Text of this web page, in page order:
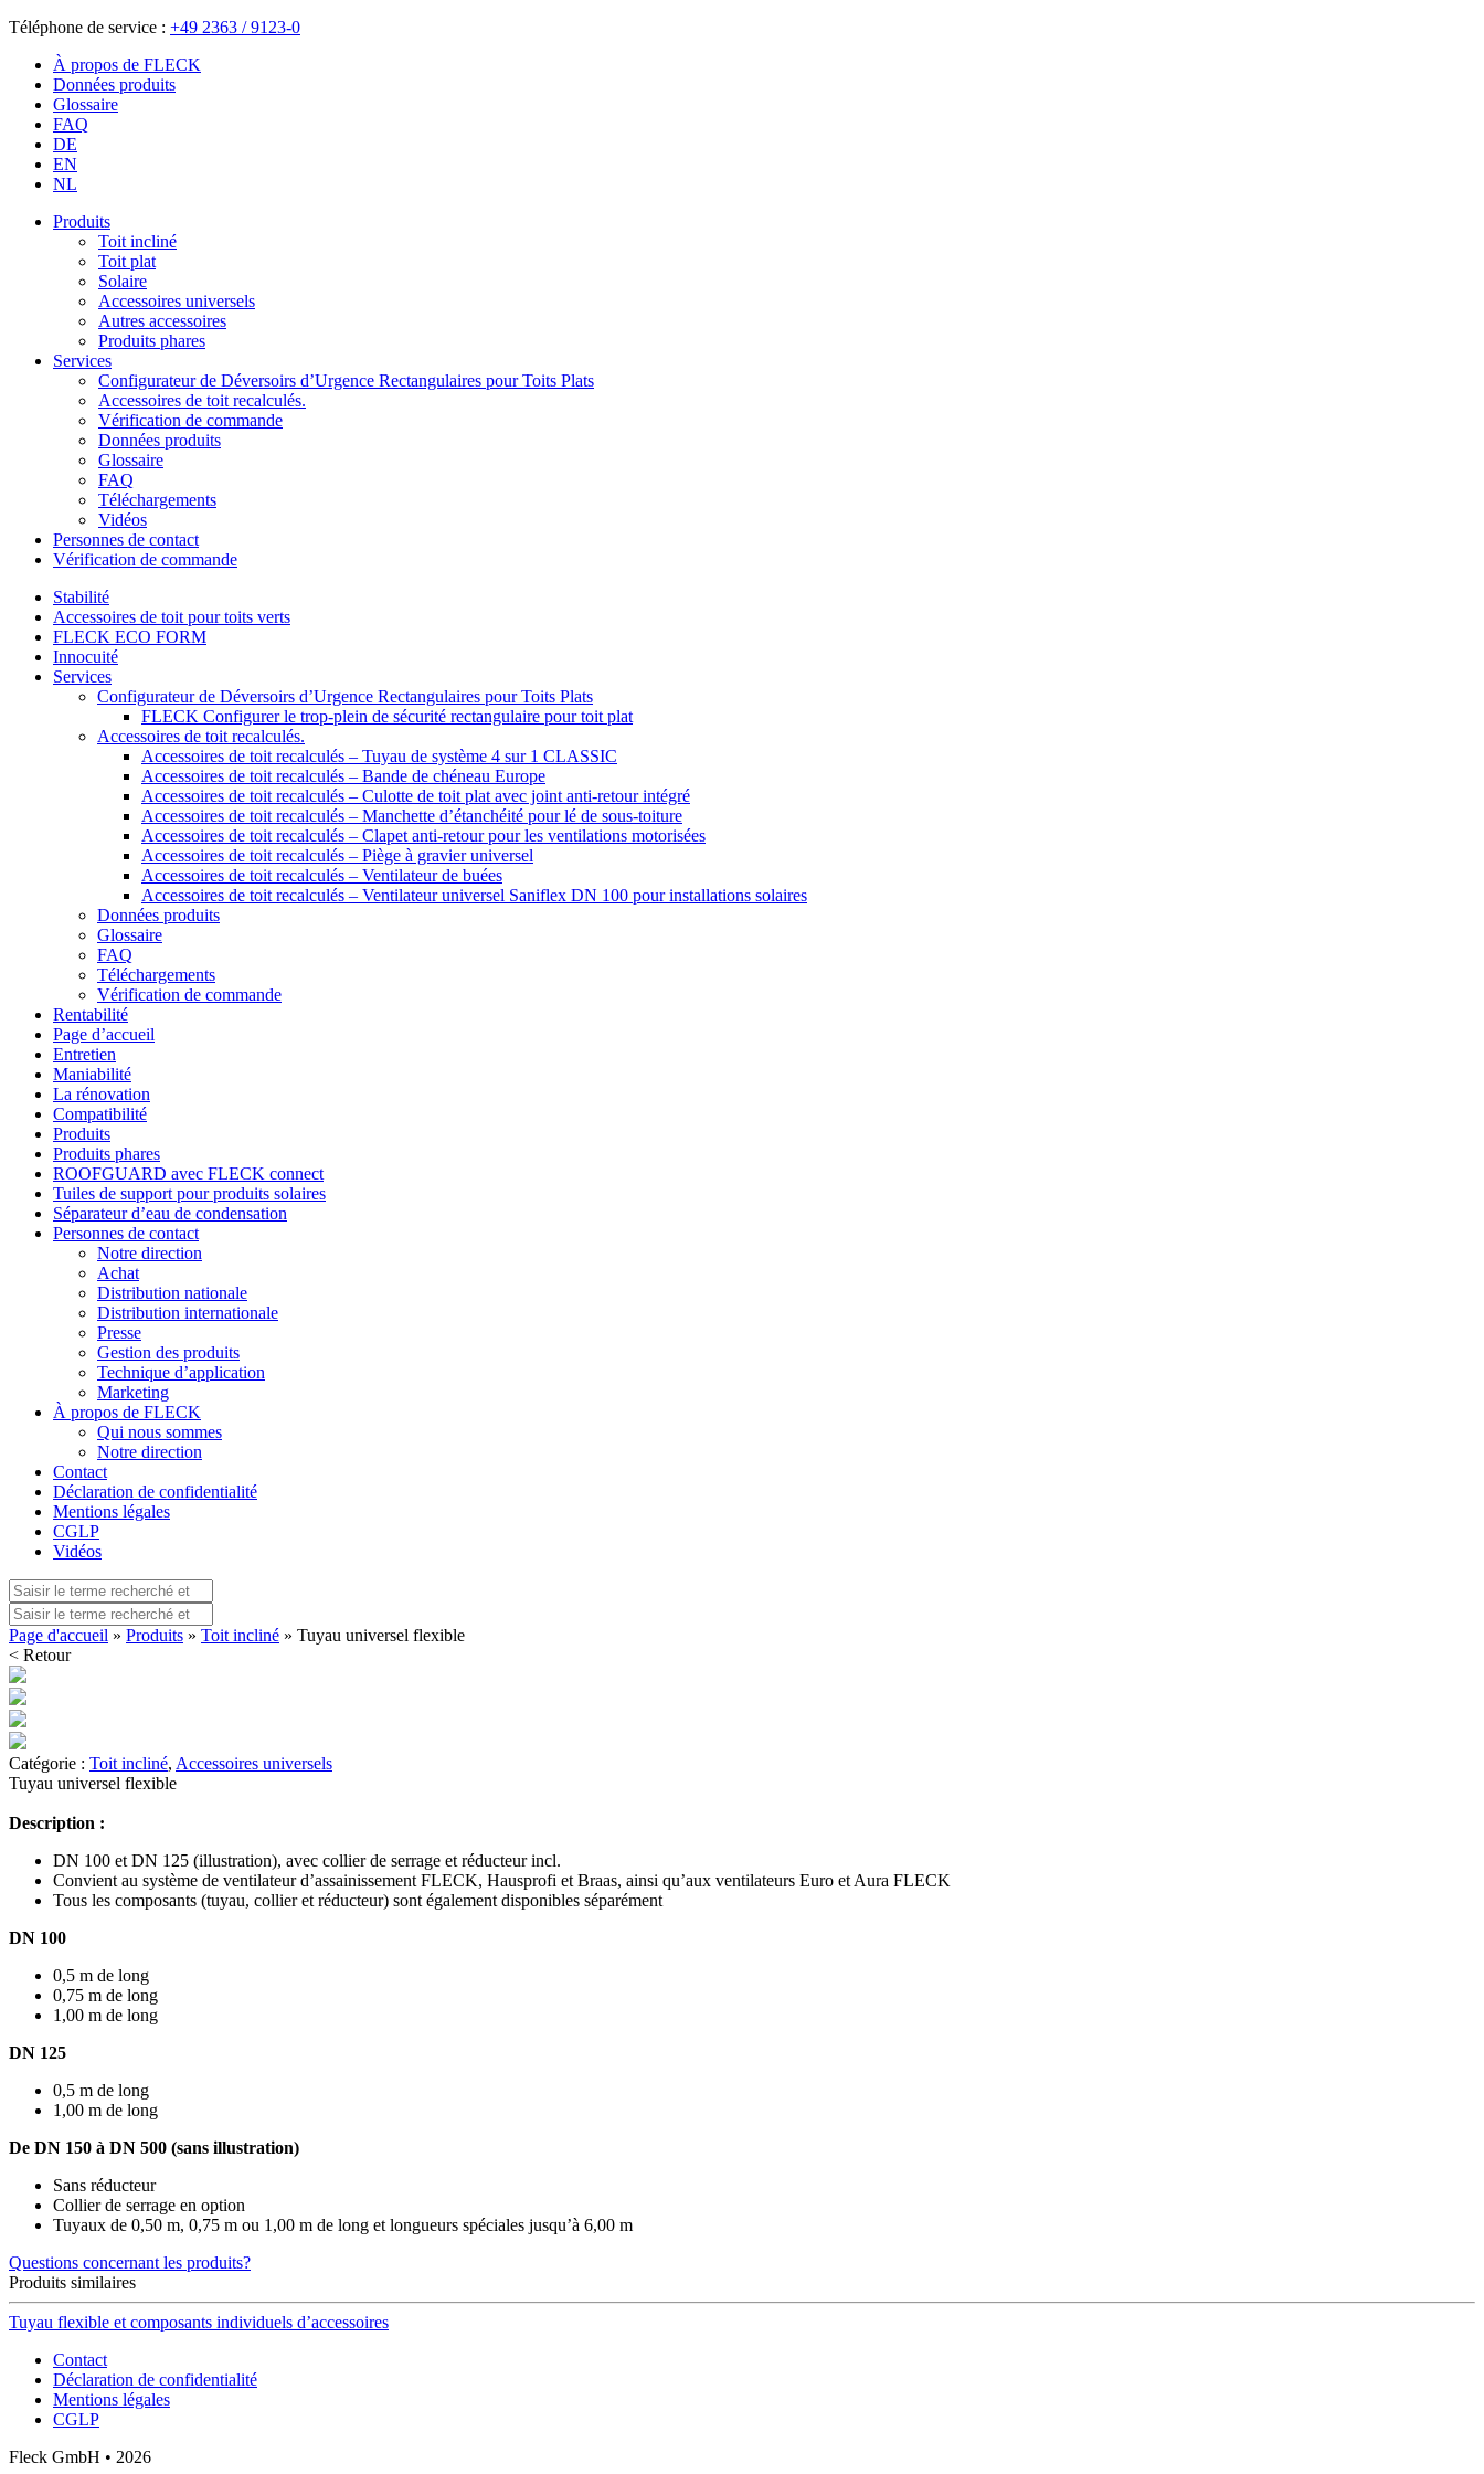
Téléphone de service : +49 2363 / 9123-0
À propos de FLECK
Données produits
Glossaire
FAQ
DE
EN
NL
Produits
Toit incliné
Toit plat
Solaire
Accessoires universels
Autres accessoires
Produits phares
Services
Configurateur de Déversoirs d’Urgence Rectangulaires pour Toits Plats
Accessoires de toit recalculés.
Vérification de commande
Données produits
Glossaire
FAQ
Téléchargements
Vidéos
Personnes de contact
Vérification de commande
Stabilité
Accessoires de toit pour toits verts
FLECK ECO FORM
Innocuité
Services
Configurateur de Déversoirs d’Urgence Rectangulaires pour Toits Plats
FLECK Configurer le trop-plein de sécurité rectangulaire pour toit plat
Accessoires de toit recalculés.
Accessoires de toit recalculés – Tuyau de système 4 sur 1 CLASSIC
Accessoires de toit recalculés – Bande de chéneau Europe
Accessoires de toit recalculés – Culotte de toit plat avec joint anti-retour intégré
Accessoires de toit recalculés – Manchette d’étanchéité pour lé de sous-toiture
Accessoires de toit recalculés – Clapet anti-retour pour les ventilations motorisées
Accessoires de toit recalculés – Piège à gravier universel
Accessoires de toit recalculés – Ventilateur de buées
Accessoires de toit recalculés – Ventilateur universel Saniflex DN 100 pour installations solaires
Données produits
Glossaire
FAQ
Téléchargements
Vérification de commande
Rentabilité
Page d’accueil
Entretien
Maniabilité
La rénovation
Compatibilité
Produits
Produits phares
ROOFGUARD avec FLECK connect
Tuiles de support pour produits solaires
Séparateur d’eau de condensation
Personnes de contact
Notre direction
Achat
Distribution nationale
Distribution internationale
Presse
Gestion des produits
Technique d’application
Marketing
À propos de FLECK
Qui nous sommes
Notre direction
Contact
Déclaration de confidentialité
Mentions légales
CGLP
Vidéos
Page d'accueil » Produits » Toit incliné » Tuyau universel flexible
< Retour
Catégorie : Toit incliné, Accessoires universels
Tuyau universel flexible
Description :
DN 100 et DN 125 (illustration), avec collier de serrage et réducteur incl.
Convient au système de ventilateur d’assainissement FLECK, Hausprofi et Braas, ainsi qu’aux ventilateurs Euro et Aura FLECK
Tous les composants (tuyau, collier et réducteur) sont également disponibles séparément
DN 100
0,5 m de long
0,75 m de long
1,00 m de long
DN 125
0,5 m de long
1,00 m de long
De DN 150 à DN 500 (sans illustration)
Sans réducteur
Collier de serrage en option
Tuyaux de 0,50 m, 0,75 m ou 1,00 m de long et longueurs spéciales jusqu’à 6,00 m
Questions concernant les produits?
Produits similaires
Tuyau flexible et composants individuels d’accessoires
Contact
Déclaration de confidentialité
Mentions légales
CGLP
Fleck GmbH • 2026